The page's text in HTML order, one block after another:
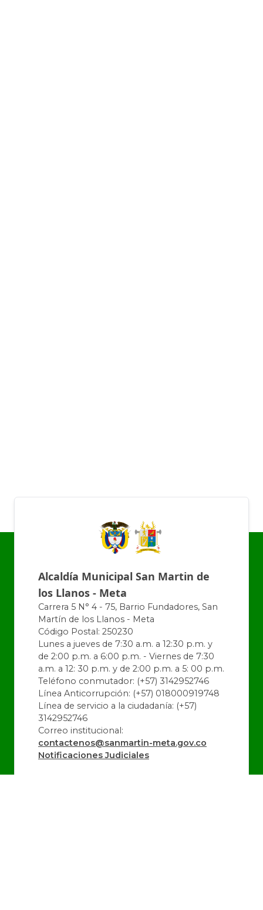
Alcaldía Municipal San Martin de
los Llanos - Meta
Carrera 5 N° 4 - 75, Barrio Fundadores, San
Martín de los Llanos - Meta
Código Postal: 250230
Lunes a jueves de 7:30 a.m. a 12:30 p.m. y
de 2:00 p.m. a 6:00 p.m. - Viernes de 7:30
a.m. a 12: 30 p.m. y de 2:00 p.m. a 5: 00 p.m.
Teléfono conmutador: (+57) 3142952746
Línea Anticorrupción: (+57) 018000919748
Línea de servicio a la ciudadanía: (+57)
3142952746
Correo institucional:
contactenos@sanmartin-meta.gov.co
Notificaciones Judiciales